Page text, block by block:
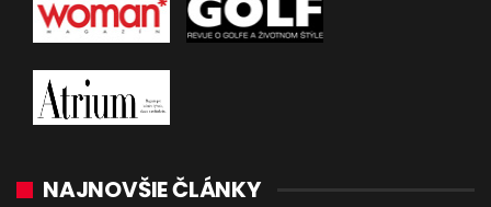
NAJNOVŠIE ČLÁNKY